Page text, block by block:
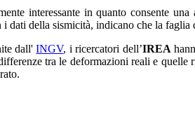
interessante in quanto consente
dati della sismicità, indicano che la
dall'INGV, i ricercatori dell’IREA
tra le deformazioni reali e